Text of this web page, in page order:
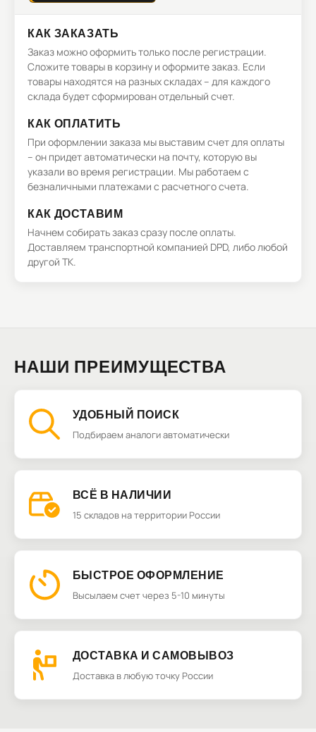
КАК ЗАКАЗАТЬ
Заказ можно оформить только после регистрации.
Сложите товары в корзину и оформите заказ. Если
товары находятся на разных складах – для каждого
склада будет сформирован отдельный счет.
КАК ОПЛАТИТЬ
При оформлении заказа мы выставим счет для оплаты
– он придет автоматически на почту, которую вы
указали во время регистрации. Мы работаем с
безналичными платежами с расчетного счета.
КАК ДОСТАВИМ
Начнем собирать заказ сразу после оплаты.
Доставляем транспортной компанией DPD, либо любой
другой ТК.
НАШИ ПРЕИМУЩЕСТВА
УДОБНЫЙ ПОИСК
Подбираем аналоги автоматически
ВСЁ В НАЛИЧИИ
15 складов на территории России
БЫСТРОЕ ОФОРМЛЕНИЕ
Высылаем счет через 5-10 минуты
ДОСТАВКА И САМОВЫВОЗ
Доставка в любую точку России